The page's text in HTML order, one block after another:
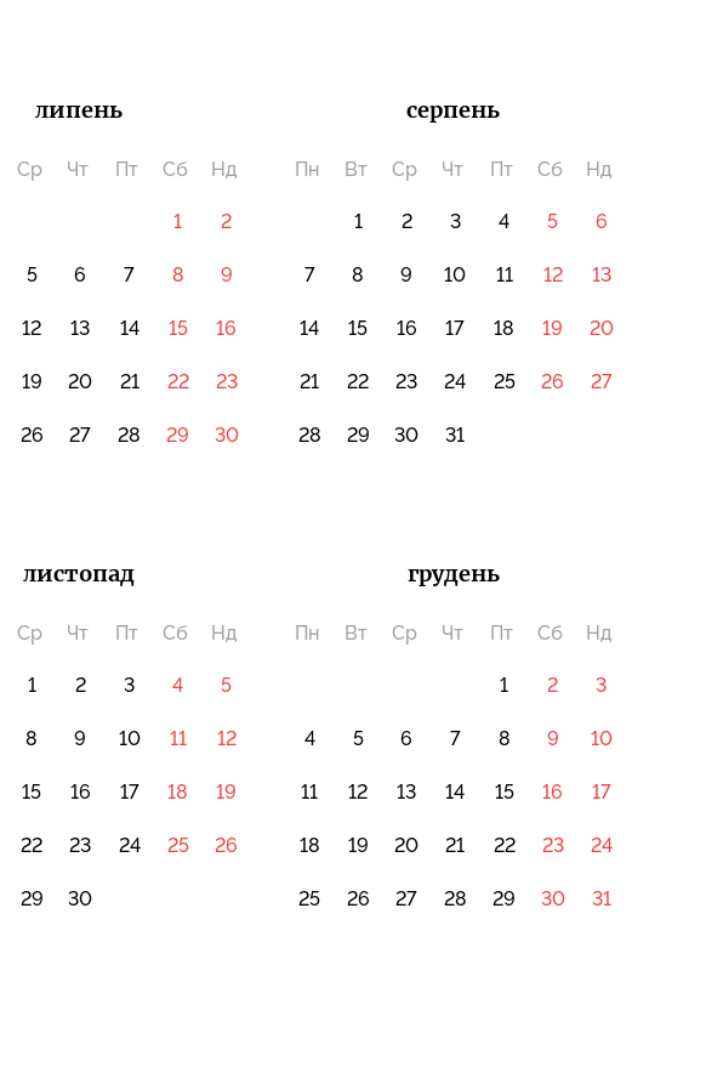
липень
Ср Чт Пт Сб Нд
1 2
5 6 7 8 9
12 13 14 15 16
19 20 21 22 23
26 27 28 29 30
серпень
Пн Вт Ср Чт Пт Сб Нд
1 2 3 4 5 6
7 8 9 10 11 12 13
14 15 16 17 18 19 20
21 22 23 24 25 26 27
28 29 30 31
листопад
Ср Чт Пт Сб Нд
1 2 3 4 5
8 9 10 11 12
15 16 17 18 19
22 23 24 25 26
29 30
грудень
Пн Вт Ср Чт Пт Сб Нд
1 2 3
4 5 6 7 8 9 10
11 12 13 14 15 16 17
18 19 20 21 22 23 24
25 26 27 28 29 30 31